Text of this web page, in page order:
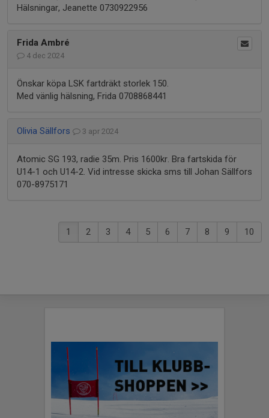
Hälsningar, Jeanette 0730922956
Frida Ambré
4 dec 2024
Önskar köpa LSK fartdräkt storlek 150.
Med vänlig hälsning, Frida 0708868441
Olivia Sällfors 3 apr 2024
Atomic SG 193, radie 35m. Pris 1600kr. Bra fartskida för
U14-1 och U14-2. Vid intresse skicka sms till Johan Sällfors
070-8975171
1 2 3 4 5 6 7 8 9 10